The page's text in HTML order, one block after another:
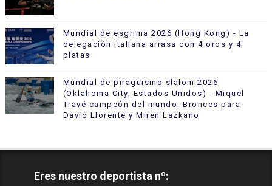
Mundial de esgrima 2026 (Hong Kong) - La
delegación italiana arrasa con 4 oros y 4
platas
Mundial de piragüismo slalom 2026
(Oklahoma City, Estados Unidos) - Miquel
Travé campeón del mundo. Bronces para
David Llorente y Miren Lazkano
Eres nuestro deportista nº: